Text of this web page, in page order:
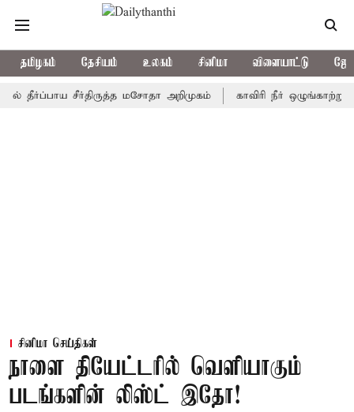
தமிழகம் தேசியம் உலகம் சினிமா விளையாட்டு
சீர்திருத்த மசோதா அறிமுகம் காவிரி நீர் ஒழுங்காற்று குழு
சினிமா செய்திகள்
நாளை தியேட்டரில் வெளியாகும்
படங்களின் லிஸ்ட் இதோ!